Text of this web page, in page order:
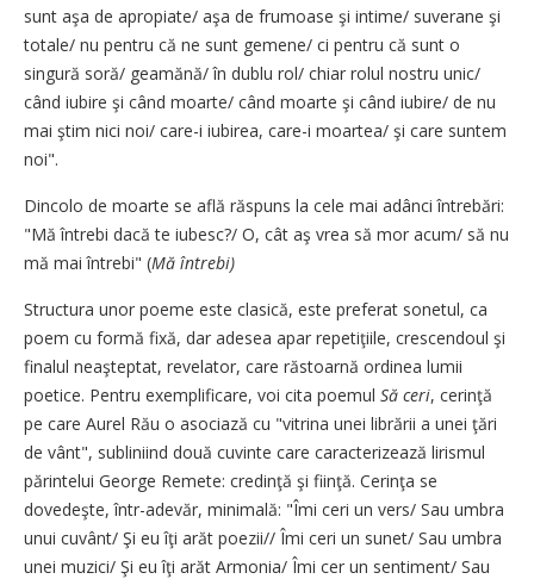
sunt aşa de apropiate/ aşa de frumoase şi intime/ suverane şi
totale/ nu pentru că ne sunt gemene/ ci pentru că sunt o
singură soră/ geamănă/ în dublu rol/ chiar rolul nostru unic/
când iubire şi când moarte/ când moarte şi când iubire/ de nu
mai ştim nici noi/ care-i iubirea, care-i moartea/ şi care suntem
noi".
Dincolo de moarte se află răspuns la cele mai adânci întrebări:
"Mă întrebi dacă te iubesc?/ O, cât aş vrea să mor acum/ să nu
mă mai întrebi" (Mă întrebi)
Structura unor poeme este clasică, este preferat sonetul, ca
poem cu formă fixă, dar adesea apar repetiţiile, crescendoul şi
finalul neaşteptat, revelator, care răstoarnă ordinea lumii
poetice. Pentru exemplificare, voi cita poemul Să ceri, cerinţă
pe care Aurel Rău o asociază cu "vitrina unei librării a unei ţări
de vânt", subliniind două cuvinte care caracterizează lirismul
părintelui George Remete: credinţă şi fiinţă. Cerinţa se
dovedeşte, într-adevăr, minimală: "Îmi ceri un vers/ Sau umbra
unui cuvânt/ Şi eu îţi arăt poezii// Îmi ceri un sunet/ Sau umbra
unei muzici/ Şi eu îţi arăt Armonia/ Îmi cer un sentiment/ Sau